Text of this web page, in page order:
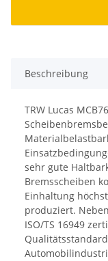
Beschreibung
TRW Lucas
sehr gute
Bremsscheiben
Einhaltung
produziert.
ISO/TS 16949